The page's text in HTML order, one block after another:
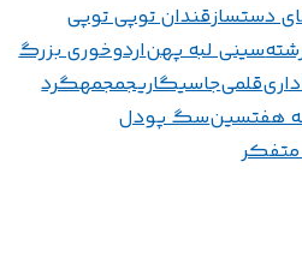
دستسازقندان توپی توپی
سینی لبه پهناردوخوری بزرگ
قلمیجاسیگاریجمجمهگرد
هفتسینسگ پودل